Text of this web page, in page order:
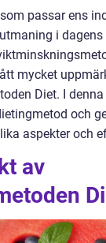
passar ens
i
mycket
Diet. I
och
aspekter och
av